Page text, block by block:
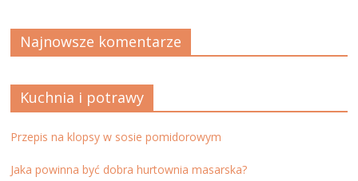
Najnowsze komentarze
Kuchnia i potrawy
Przepis na klopsy w sosie pomidorowym
Jaka powinna być dobra hurtownia masarska?